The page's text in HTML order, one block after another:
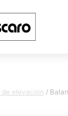
de elevación /